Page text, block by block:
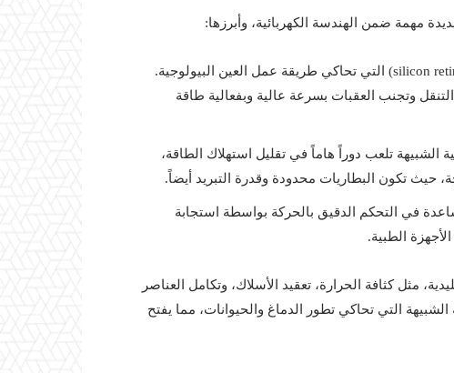
مهمة ضمن الهندسة الكهربائية، وأبرزها:
مثل شبكات الرؤية العصبية (silicon retina) التي تحاكي طريقة عمل العين البيولوجية.
وتجنب العقبات بسرعة عالية وبفعالية طاقة
الشبيهة تلعب دوراً هاماً في تقليل استهلاك الطاقة،
تكون البطاريات محدودة وقدرة التبريد أيضاً.
في التحكم الدقيق بالحركة بواسطة استجابة
الطبية.
مثل كثافة الحرارة، تعقيد الأسلاك، وتكامل العناصر
الشبيهة التي تحاكي تطور الدماغ والحيوانات، مما يفتح